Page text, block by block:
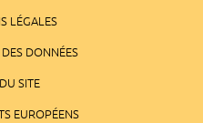
LÉGALES
DONNÉES
SITE
EUROPÉENS